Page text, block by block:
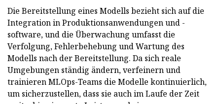
Die Bereitstellung eines Modells bezieht sich auf die
Integration in Produktionsanwendungen und -
software, und die Überwachung umfasst die
Verfolgung, Fehlerbehebung und Wartung des
Modells nach der Bereitstellung. Da sich reale
Umgebungen ständig ändern, verfeinern und
trainieren MLOps-Teams die Modelle kontinuierlich,
um sicherzustellen, dass sie auch im Laufe der Zeit